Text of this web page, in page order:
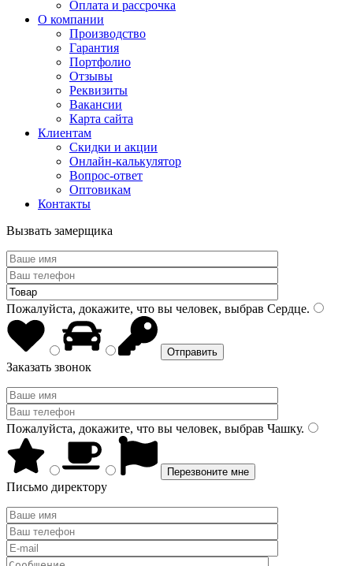
Оплата и рассрочка
О компании
Производство
Гарантия
Портфолио
Отзывы
Реквизиты
Вакансии
Карта сайта
Клиентам
Скидки и акции
Онлайн-калькулятор
Вопрос-ответ
Оптовикам
Контакты
Вызвать замерщика
Пожалуйста, докажите, что вы человек, выбрав Сердце.
Заказать звонок
Пожалуйста, докажите, что вы человек, выбрав Чашку.
Письмо директору